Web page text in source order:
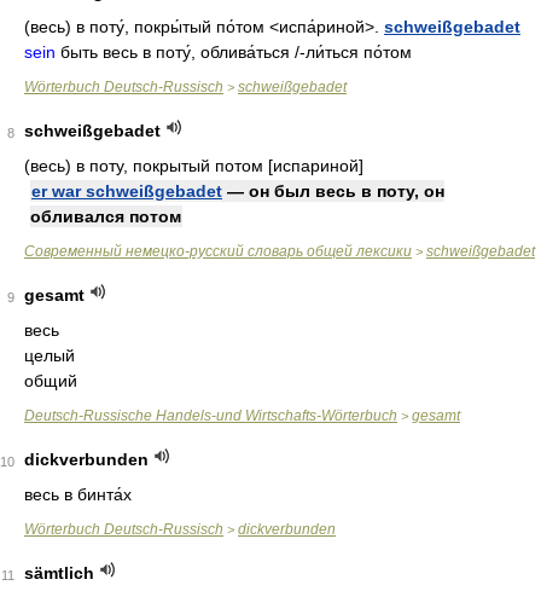
(весь) в поту́ покры́тый по́том <испа́риной>. schweißgebadet
sein быть весь в поту́ облива́ться /-ли́ться по́том
Wörterbuch Deutsch-Russisch > schweißgebadet
8
schweißgebadet
(весь) в поту, покрытый потом [испариной]
er war schweißgebadet — он был весь в поту, он
обливался потом
Современный немецко-русский словарь общей лексики > schweißgebadet
9
gesamt
весь
целый
общий
Deutsch-Russische Handels-und Wirtschafts-Wörterbuch > gesamt
10
dickverbunden
весь в бинта́х
Wörterbuch Deutsch-Russisch > dickverbunden
11
sämtlich